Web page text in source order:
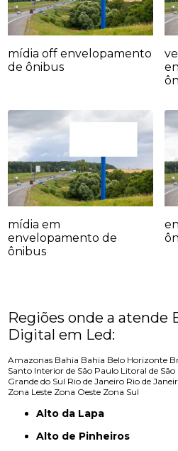
mídia off envelopamento
de ônibus
mídia em
envelopamento de
ônibus
Regiões onde a atende
Digital em Led:
Amazonas Bahia Bahia Belo Horizonte
Santo Interior de São Paulo Litoral de
Grande do Sul Rio de Janeiro Rio de
Zona Leste Zona Oeste Zona Sul
Alto da Lapa
Alto de Pinheiros